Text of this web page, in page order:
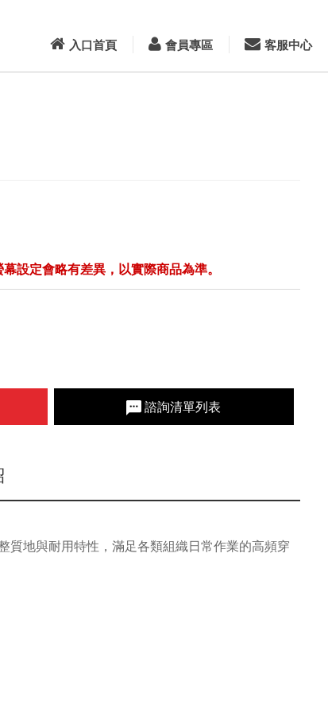
入口首頁 會員專區 客服中心
設定會略有差異，以實際商品為準。
諮詢清單列表
質地與耐用特性，滿足各類組織日常作業的高頻穿